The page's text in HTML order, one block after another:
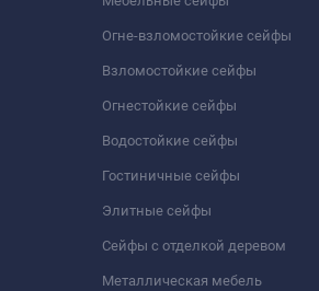
Огне-взломостойкие сейфы
Взломостойкие сейфы
Огнестойкие сейфы
Водостойкие сейфы
Гостиничные сейфы
Элитные сейфы
Сейфы с отделкой деревом
Металлическая мебель